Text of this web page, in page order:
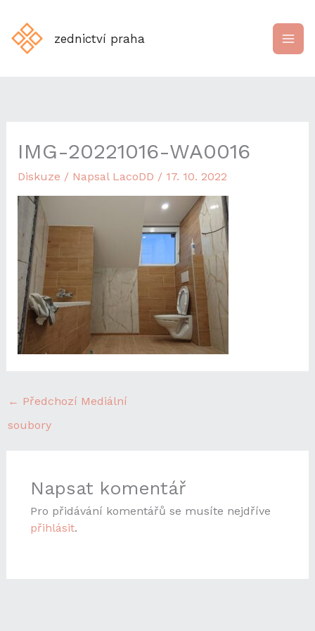
obsah
zednictví praha
IMG-20221016-WA0016
Diskuze / Napsal LacoDD / 17. 10. 2022
← Předchozí Mediální
soubory
Napsat komentář
Pro přidávání komentářů se musíte nejdříve
přihlásit.